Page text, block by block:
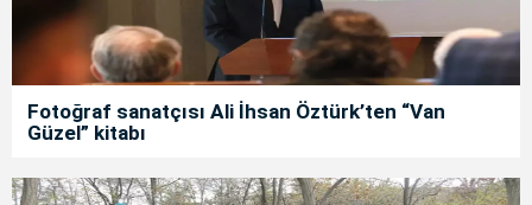
Fotoğraf sanatçısı Ali İhsan Öztürk’ten “Van
Güzel” kitabı